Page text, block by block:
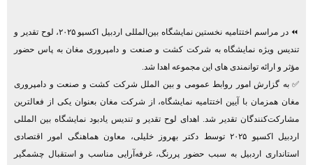
⏪ در مراسم اختتامیه نخستین نمایشگاه بین‌المللی اردبیل اکسپو ۲۰۲۵، لوح تقدیر و
تندیس ویژه نمایشگاه به شرکت کشت و صنعت و دامپروری مغان به پاس حضور
مؤثر و ارائه توانمندی ‌های این مجموعه اهدا شد.
✅ به گزارش امور روابط عمومی و بین الملل شرکت کشت و صنعت و دامپروری
مغان همزمان با آیین اختتامیه نمایشگاه، از شرکت مغان بعنوان یکی از فعا‌لترین
مشارکت‌کنندگان تقدیر شد. اهدای لوح تقدیر و تندیس یادبود نمایشگاه بین المللی
اردبیل اکسپو ۲۰۲۵ توسط دکتر بهروز خلیلی، معاون هماهنگی امور اقتصادی
استانداری اردبیل به سبب حضور پررنگ، غرفه‌آرایی مناسب و استقبال چشمگیر